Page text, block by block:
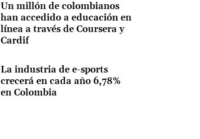
Un millón de colombianos
han accedido a educación en
línea a través de Coursera y
Cardif
La industria de e-sports
crecerá en cada año 6,78%
en Colombia